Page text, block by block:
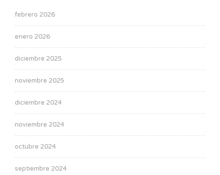
febrero 2026
enero 2026
diciembre 2025
noviembre 2025
diciembre 2024
noviembre 2024
octubre 2024
septiembre 2024